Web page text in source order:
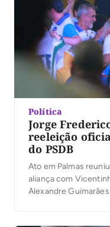
Política
Jorge
reeleição
do PSDB
Ato em Palmas
aliança com
Alexandre Guimarães